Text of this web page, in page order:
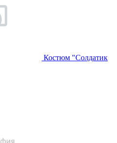
Костюм "Солдатик